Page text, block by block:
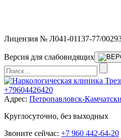
Лицензия № Л041-01137-77/
Версия для слабовидящих
+79604426420
Адрес: Петропавловск-
Круглосуточно, без выходных
Звоните сейчас: +7 960 442-64-20